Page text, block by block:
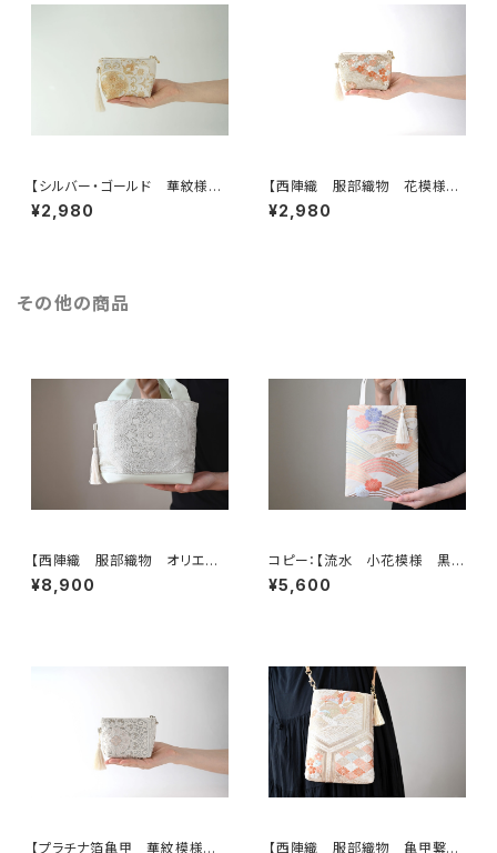
【シルバー・ゴールド 華紋様
シルク帯リメイクミニポーチ】カ
ードケース、ポーチ小さめ、ジュ
¥2,980
【西陣織 服部織物 花模様
帯リメイクミニポーチ】カードケ
ース、ポーチ小さめ、ジュエリー
¥2,980
その他の商品
【西陣織 服部織物 オリエン
ト更紗 華紋様 薄グリーン・シ
ルバー シルク帯リメイク トー
¥8,900
コピー：【流水 小花模様 黒
シルク 帯リメイク ミニサブバッ
ク フォーマルバック】日常使い、
¥5,600
【プラチナ箔亀甲 華紋模様
【西陣織 服部織物 亀甲繋ぎ